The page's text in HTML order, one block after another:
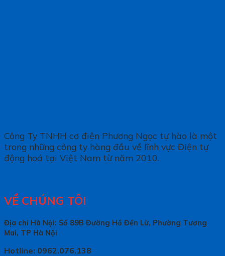
Công Ty TNHH cơ điện Phương Ngọc tự hào là một
trong những công ty hàng đầu về lĩnh vực Điện tự
động hoá tại Việt Nam từ năm 2010.
VỀ CHÚNG TÔI
Địa chỉ Hà Nội: Số 89B Đường Hồ Đền Lừ, Phường Tương
Mai, TP Hà Nội
Hotline: 0962.076.138